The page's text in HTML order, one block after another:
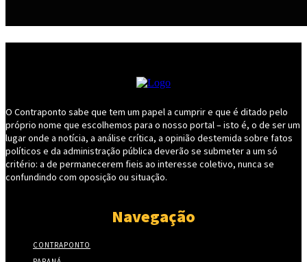
O Contraponto sabe que tem um papel a cumprir e que é ditado pelo
próprio nome que escolhemos para o nosso portal – isto é, o de ser um
lugar onde a notícia, a análise crítica, a opinião destemida sobre fatos
políticos e da administração pública deverão se submeter a um só
critério: a de permanecerem fieis ao interesse coletivo, nunca se
confundindo com oposição ou situação.
Navegação
CONTRAPONTO